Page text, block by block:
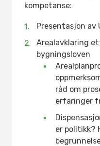
kompetanse:
Presentasjon av
Arealavklaring
bygningsloven
råd om
erfaringer
er politikk?